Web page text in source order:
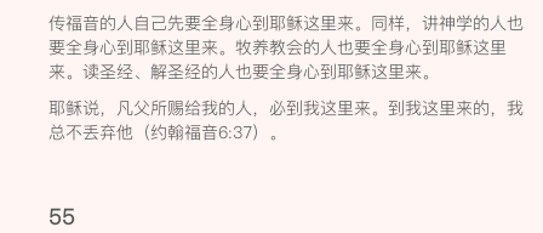
传福音的人自己先要全身心到耶稣这里来。同样，讲神学的人也
要全身心到耶稣这里来。牧养教会的人也要全身心到耶稣这里
来。读圣经、解圣经的人也要全身心到耶稣这里来。
耶稣说，凡父所赐给我的人，必到我这里来。到我这里来的，我
总不丢弃他（约翰福音6:37）。
55